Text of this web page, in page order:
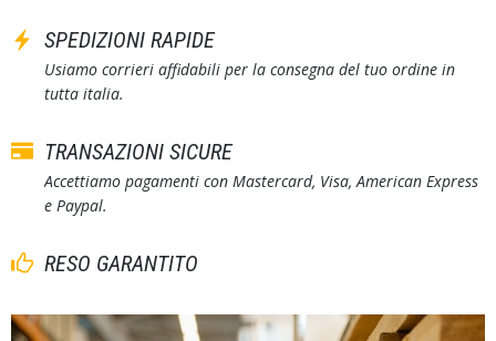
SPEDIZIONI RAPIDE
Usiamo corrieri affidabili per la consegna del tuo ordine in
tutta italia.
TRANSAZIONI SICURE
Accettiamo pagamenti con Mastercard, Visa, American Express
e Paypal.
RESO GARANTITO